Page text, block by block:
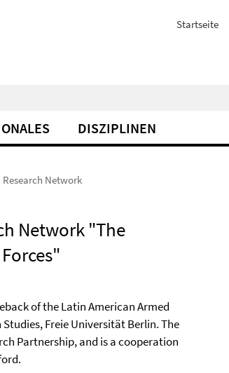
Startseite
DISZIPLINEN
Research Network
Network "The
of the Latin American Armed
Freie Universität Berlin. The
Partnership, and is a cooperation